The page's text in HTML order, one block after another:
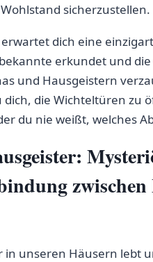
sicherzustellen.
dich‍ eine
erkundet und
und ‍Hausgeistern
die Wichteltüren zu
du nie⁢ weißt, welches
unseren Häusern lebt